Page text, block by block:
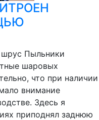
Пыльники
шаровых
что при наличии
внимание
Здесь я
приподнял заднюю